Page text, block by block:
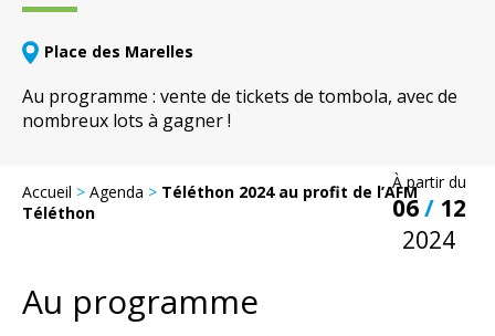
Place des Marelles
Au programme : vente de tickets de tombola, avec de
nombreux lots à gagner !
À partir du
06/ 12
2024
Accueil > Agenda > Téléthon 2024 au profit de l’AFM
Téléthon
Au programme